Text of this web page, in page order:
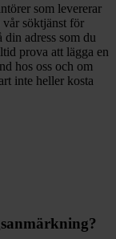
som levererar
vår söktjänst för
din adress som du
prova att lägga en
hos oss och om
inte heller kosta